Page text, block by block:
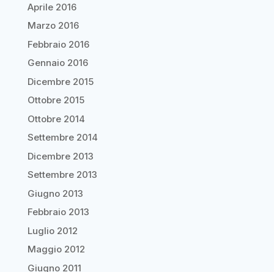
Aprile 2016
Marzo 2016
Febbraio 2016
Gennaio 2016
Dicembre 2015
Ottobre 2015
Ottobre 2014
Settembre 2014
Dicembre 2013
Settembre 2013
Giugno 2013
Febbraio 2013
Luglio 2012
Maggio 2012
Giugno 2011